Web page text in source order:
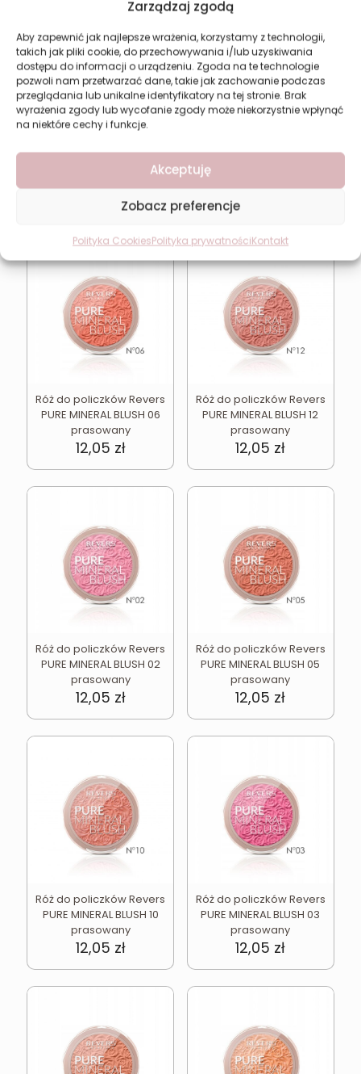
Zarządzaj zgodą
Aby zapewnić jak najlepsze wrażenia, korzystamy z technologii,
takich jak pliki cookie, do przechowywania i/lub uzyskiwania
dostępu do informacji o urządzeniu. Zgoda na te technologie
pozwoli nam przetwarzać dane, takie jak zachowanie podczas
przeglądania lub unikalne identyfikatory na tej stronie. Brak
wyrażenia zgody lub wycofanie zgody może niekorzystnie wpłynąć
na niektóre cechy i funkcje.
Akceptuję
Zobacz preferencje
Polityka CookiesPolityka prywatnościKontakt
wykonujących makijaż dzienny i wieczorowy
posiadających każdy typ cery
Ingredients: Talc, Kaolin, Ethylhexyl Palmitate, Magnesium Stearate,
Zea Mays (Corn) Starch, Beeswax, Petrolatum, Phenoxyethanol,
Methylparaben, Butylparaben, Ethylparaben, Propylparaben [+/-]
Mica, CI 77891, CI 77491, CI 77492, CI 77499, CI 15850, CI 15880, CI
16035, CI 19140, CI 45410, CI 47005, Tin Oxide.
Może spodoba się również…
Róż do policzków Revers
PURE MINERAL BLUSH 06
prasowany
12,05 zł
Róż do policzków Revers
PURE MINERAL BLUSH 12
prasowany
12,05 zł
Róż do policzków Revers
PURE MINERAL BLUSH 02
prasowany
12,05 zł
Róż do policzków Revers
PURE MINERAL BLUSH 05
prasowany
12,05 zł
Róż do policzków Revers
PURE MINERAL BLUSH 10
prasowany
12,05 zł
Róż do policzków Revers
PURE MINERAL BLUSH 03
prasowany
12,05 zł